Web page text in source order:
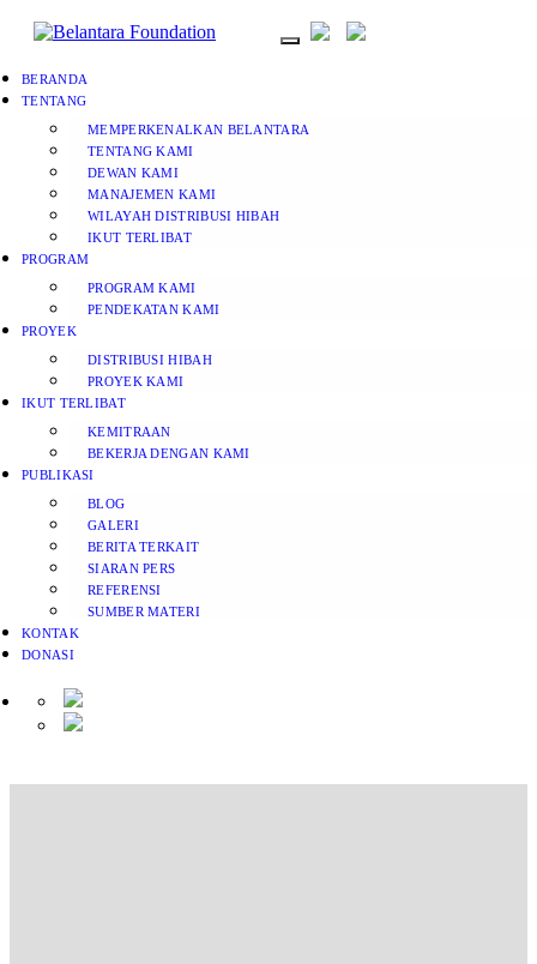
BERANDA
TENTANG
MEMPERKENALKAN BELANTARA
TENTANG KAMI
DEWAN KAMI
MANAJEMEN KAMI
WILAYAH DISTRIBUSI HIBAH
IKUT TERLIBAT
PROGRAM
PROGRAM KAMI
PENDEKATAN KAMI
PROYEK
DISTRIBUSI HIBAH
PROYEK KAMI
IKUT TERLIBAT
KEMITRAAN
BEKERJA DENGAN KAMI
PUBLIKASI
BLOG
GALERI
BERITA TERKAIT
SIARAN PERS
REFERENSI
SUMBER MATERI
KONTAK
DONASI